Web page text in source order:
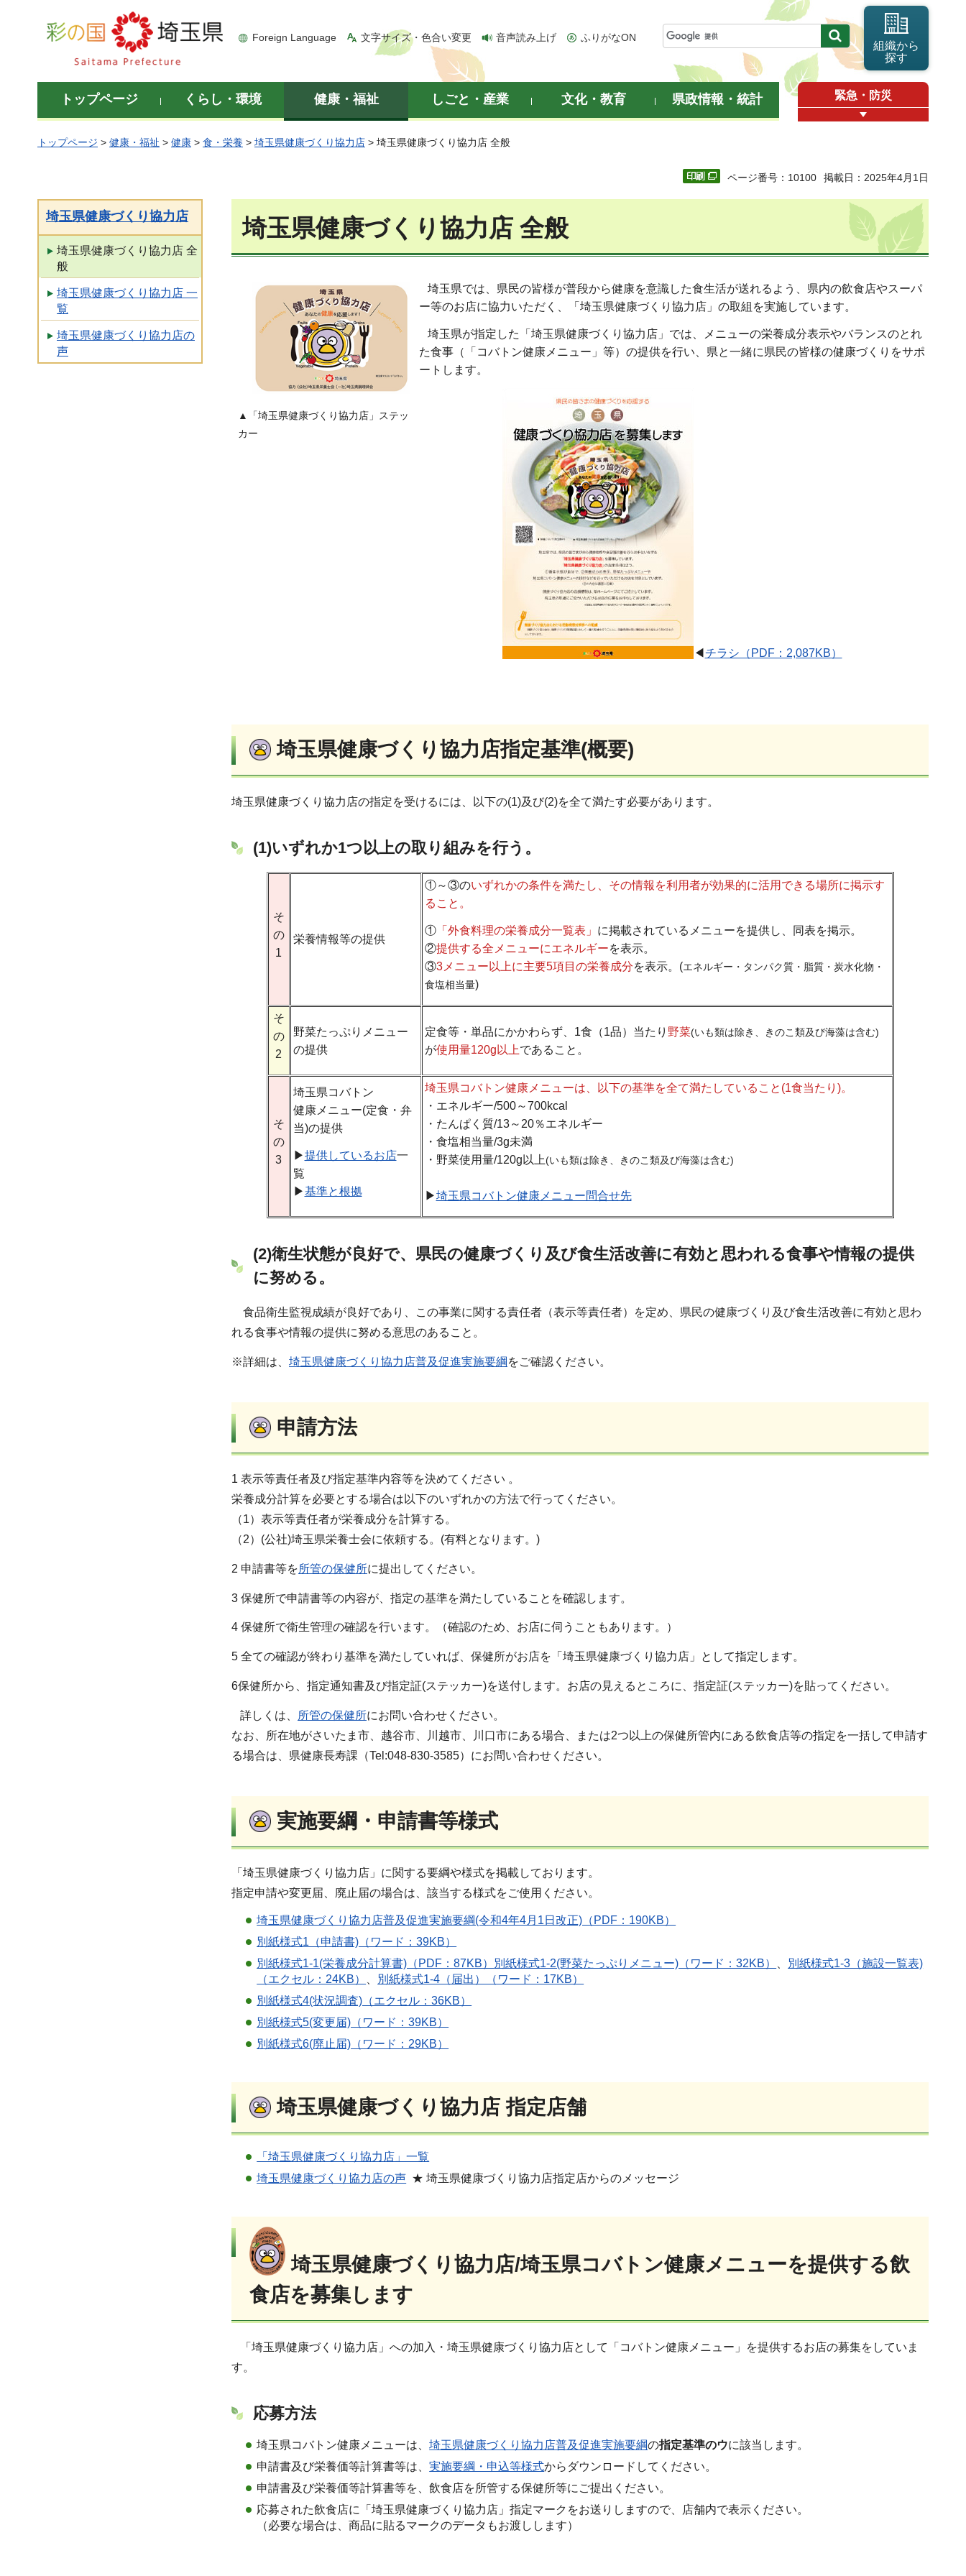
彩の国 埼玉県
Foreign Language 文字サイズ・色合い変更 音声読み上げ ふりがなON
組織から
探す
トップページ くらし・環境 健康・福祉 しごと・産業 文化・教育 県政情報・統計 緊急・防災
トップページ > 健康・福祉 > 健康 > 食・栄養 > 埼玉県健康づくり協力店 > 埼玉県健康づくり協力店 全般
ページ番号：10100 掲載日：2025年4月1日
埼玉県健康づくり協力店
埼玉県健康づくり協力店 全
般
埼玉県健康づくり協力店 一
覧
埼玉県健康づくり協力店の
声
埼玉県健康づくり協力店 全般
▲「埼玉県健康づくり協力店」ステッ
カー
埼玉県では、県民の皆様が普段から健康を意識した食生活が送れるよう、県内の飲食店やスーパ
ー等のお店に協力いただく、「埼玉県健康づくり協力店」の取組を実施しています。
埼玉県が指定した「埼玉県健康づくり協力店」では、メニューの栄養成分表示やバランスのとれ
た食事（「コバトン健康メニュー」等）の提供を行い、県と一緒に県民の皆様の健康づくりをサポ
ートします。
◀チラシ（PDF：2,087KB）
埼玉県健康づくり協力店指定基準(概要)
埼玉県健康づくり協力店の指定を受けるには、以下の(1)及び(2)を全て満たす必要があります。
(1)いずれか1つ以上の取り組みを行う。
そ
の
1
栄養情報等の提供
①～③のいずれかの条件を満たし、その情報を利用者が効果的に活用できる場所に掲示す
ること。
①「 外食料理の栄養成分一覧表」 に掲載されているメニューを提供し、同表を掲示。
②提供する全メニューにエネルギーを表示。
③3メニュー以上に主要5項目の栄養成分を表示。(エネルギー・タンパク質・脂質・炭水化物・
食塩相当量)
そ
の
2
野菜たっぷりメニュー
の提供
定食等・単品にかかわらず、1食（1品）当たり 野菜(いも類は除き、きのこ類及び海藻は含む)
が使用量120g以上であること。
そ
の
3
埼玉県コバトン
健康メニュー(定食・弁
当)の提供
▶提供しているお店一
覧
▶基準と根拠
埼玉県コバトン健康メニューは、以下の基準を全て満たしていること(1食当たり)。
・エネルギー/500～700kcal
・たんぱく質/13～20％エネルギー
・食塩相当量/3g未満
・野菜使用量/120g以上(いも類は除き、きのこ類及び海藻は含む)
▶埼玉県コバトン健康メニュー問合せ先
(2)衛生状態が良好で、県民の健康づくり及び食生活改善に有効と思われる食事や情報の提供
に努める。
食品衛生監視成績が良好であり、この事業に関する責任者（表示等責任者）を定め、県民の健康づくり及び食生活改善に有効と思わ
れる食事や情報の提供に努める意思のあること。
※詳細は、 埼玉県健康づくり協力店普及促進実施要綱 をご確認ください。
申請方法
1 表示等責任者及び指定基準内容等を決めてください 。
栄養成分計算を必要とする場合は以下のいずれかの方法で行ってください。
（1）表示等責任者が栄養成分を計算する。
（2）(公社)埼玉県栄養士会に依頼する。(有料となります。)
2 申請書等を所管の保健所に提出してください。
3 保健所で申請書等の内容が、指定の基準を満たしていることを確認します。
4 保健所で衛生管理の確認を行います。（確認のため、お店に伺うこともあります。）
5 全ての確認が終わり基準を満たしていれば、保健所がお店を「埼玉県健康づくり協力店」として指定します。
6保健所から、指定通知書及び指定証(ステッカー)を送付します。お店の見えるところに、指定証(ステッカー)を貼ってください。
詳しくは、 所管の保健所にお問い合わせください。
なお、所在地がさいたま市、越谷市、川越市、川口市にある場合、または2つ以上の保健所管内にある飲食店等の指定を一括して申請す
る場合は、県健康長寿課（Tel:048-830-3585）にお問い合わせください。
実施要綱・申請書等様式
「埼玉県健康づくり協力店」に関する要綱や様式を掲載しております。
指定申請や変更届、廃止届の場合は、該当する様式をご使用ください。
埼玉県健康づくり協力店普及促進実施要綱(令和4年4月1日改正)（PDF：190KB）
別紙様式1（申請書)（ワード：39KB）
別紙様式1-1(栄養成分計算書)（PDF：87KB）
別紙様式1-2(野菜たっぷりメニュー)（ワード：32KB）
別紙様式1-3（施設一覧表)
（エクセル：24KB）
別紙様式1-4（届出）（ワード：17KB）
別紙様式4(状況調査)（エクセル：36KB）
別紙様式5(変更届)（ワード：39KB）
別紙様式6(廃止届)（ワード：29KB）
埼玉県健康づくり協力店 指定店舗
「埼玉県健康づくり協力店」一覧
埼玉県健康づくり協力店の声 ★ 埼玉県健康づくり協力店指定店からのメッセージ
埼玉県健康づくり協力店/埼玉県コバトン健康メニューを提供する飲
食店を募集します
「埼玉県健康づくり協力店」への加入・埼玉県健康づくり協力店として「コバトン健康メニュー」を提供するお店の募集をしていま
す。
応募方法
埼玉県コバトン健康メニューは、埼玉県健康づくり協力店普及促進実施要綱の指定基準のウに該当します。
申請書及び栄養価等計算書等は、実施要綱・申込等様式からダウンロードしてください。
申請書及び栄養価等計算書等を、飲食店を所管する保健所等にご提出ください。
応募された飲食店に「埼玉県健康づくり協力店」指定マークをお送りしますので、店舗内で表示ください。
（必要な場合は、商品に貼るマークのデータもお渡しします）